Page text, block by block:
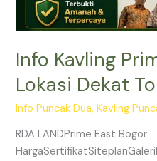
Info Kavling
Lokasi Dekat
Info Puncak Dua,Kavling
RDA LANDPrime East Bogor